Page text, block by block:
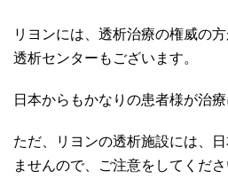
リヨンには、透析治療の権威の
透析センターもございます。
日本からもかなりの患者様が治療
ただ、リヨンの透析施設には、
ませんので、ご注意をしてくださ